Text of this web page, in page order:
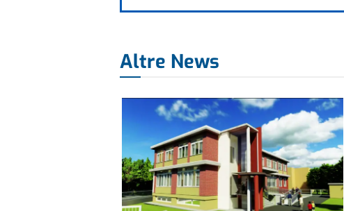
Altre News